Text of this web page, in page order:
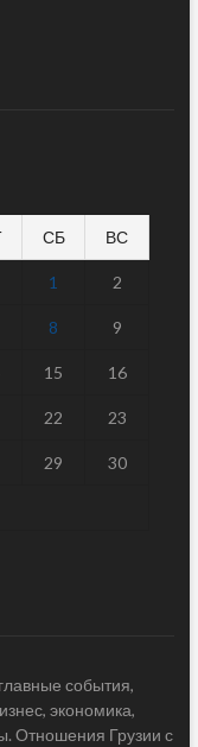
СБ ВС
1 2
8 9
15 16
22 23
29 30
события,
экономика,
Отношения Грузии с